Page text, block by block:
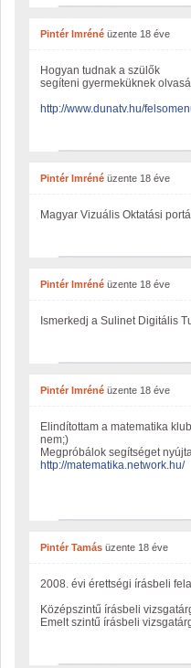
Pintér Imréné üzente 18 éve
Hogyan tudnak a szülők
segíteni gyermeküknek
http://www.dunatv.hu/
Pintér Imréné üzente 18 éve
Magyar Vizuális Oktatási
Pintér Imréné üzente 18 éve
Ismerkedj a Sulinet Digitális
Pintér Imréné üzente 18 éve
Elindítottam a matematika
nem;)
Megpróbálok segítséget
http://matematika.network.hu/
Pintér Tamás üzente 18 éve
2008. évi érettségi írásbeli
Középszintű írásbeli
Emelt szintű írásbeli